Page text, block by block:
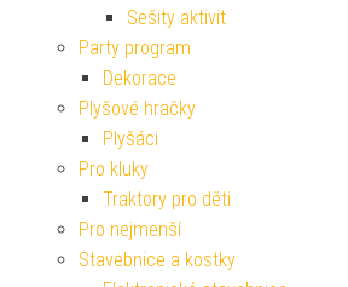
Sešity aktivit
Party program
Dekorace
Plyšové hračky
Plyšáci
Pro kluky
Traktory pro děti
Pro nejmenší
Stavebnice a kostky